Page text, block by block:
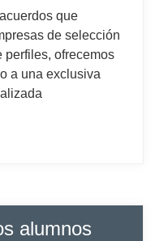
que
de selección
perfiles, ofrecemos
a una exclusiva
alumnos